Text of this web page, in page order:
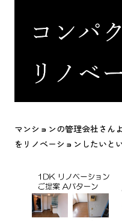
マンションの管理会社さん
をリノベーションしたいと